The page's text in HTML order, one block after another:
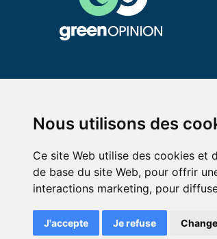
Nous utilisons des
Ce site Web utilise des cookies et
de base du site Web, pour offrir
interactions marketing, pour
J'accepte Je refuse
© Green-Opinion — Toute